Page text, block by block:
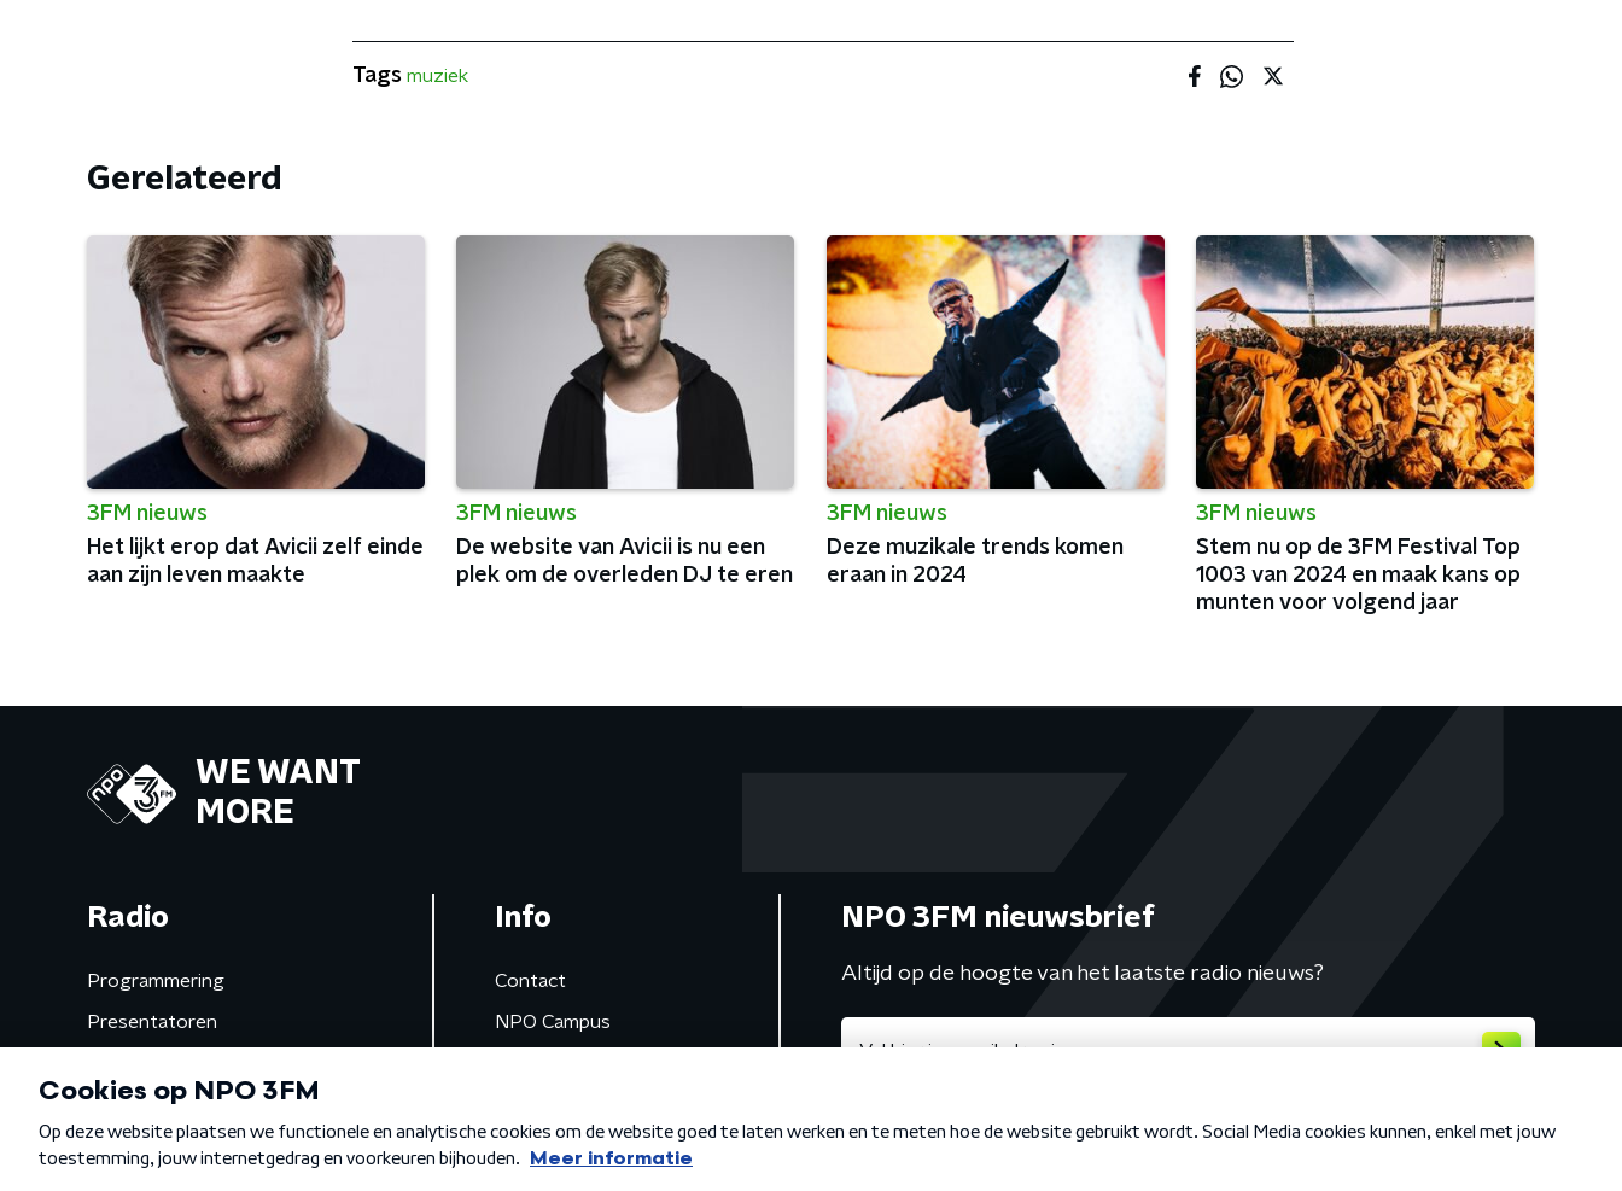
Tags muziek
Gerelateerd
3FM nieuws
Het lijkt erop dat Avicii zelf einde
aan zijn leven maakte
3FM nieuws
De website van Avicii is nu een
plek om de overleden DJ te eren
3FM nieuws
Deze muzikale trends komen
eraan in 2024
3FM nieuws
Stem nu op de 3FM Festival Top
1003 van 2024 en maak kans op
munten voor volgend jaar
WE WANT
MORE
Radio
Programmering
Presentatoren
Gemist
Info
Contact
NPO Campus
NPO 3FM nieuwsbrief
Altijd op de hoogte van het laatste radio nieuws?
Algemene voorwaarden Privacybeleid